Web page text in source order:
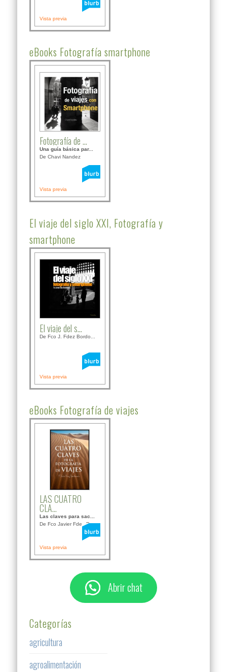
Vista previa
eBooks Fotografía smartphone
Fotografía de ...
Una guía básica par...
De Chavi Nandez
Vista previa
El viaje del siglo XXI, Fotografía y
smartphone
El viaje del s...
De Fco J. Fdez Bordo...
Vista previa
eBooks Fotografía de viajes
LAS CUATRO
CLA...
Las claves para sac...
De Fco Javier Fdez B...
Vista previa
Abrir chat
Categorías
agricultura
agroalimentación